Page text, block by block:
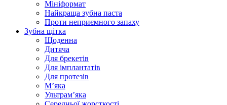
Мініформат
Найкраща зубна паста
Проти неприємного запаху
Зубна щітка
Щоденна
Дитяча
Для брекетів
Для імплантатів
Для протезів
Мʼяка
Ультрамʼяка